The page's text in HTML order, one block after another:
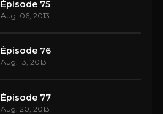
Épisode 75
Aug. 06, 2013
Épisode 76
Aug. 13, 2013
Épisode 77
Aug. 20, 2013